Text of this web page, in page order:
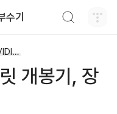
수기
스마트폰/태블릿PC/웨어러블 리뷰/> NVIDIA 쉴드 태블릿
개봉기, 장